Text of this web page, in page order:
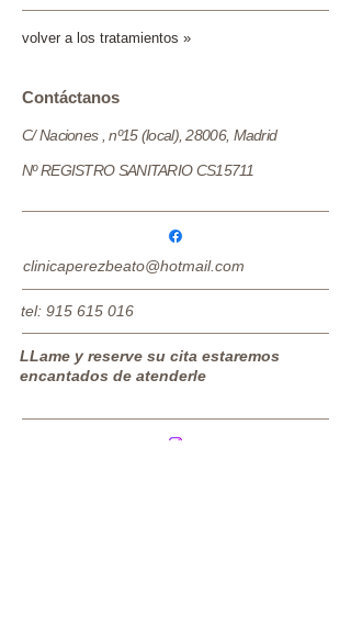
volver a los tratamientos »
​​​Contáctanos
C/ Naciones , nº15 (local), 28006, Madrid
Nº REGISTRO SANITARIO CS15711
clinicaperezbeato@hotmail.com
tel: 915 615 016
LLame y reserve su cita estaremos
encantados de atenderle